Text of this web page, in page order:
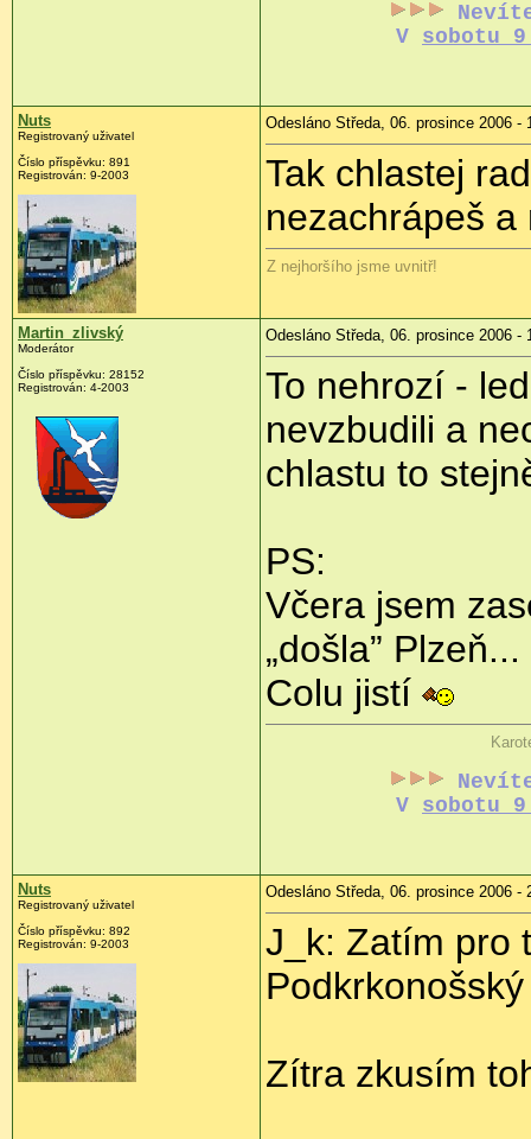
V sobotu
Nuts
Registrovaný uživatel
Číslo příspěvku: 891
Registrován: 9-2003
Odesláno Středa, 06. prosince 2006 -
Tak chlastej
nezachrápeš
Z nejhoršího jsme uvnitř!
Martin_zlivský
Moderátor
Číslo příspěvku: 28152
Registrován: 4-2003
Odesláno Středa, 06. prosince 2006 -
To nehrozí -
nevzbudili a
chlastu to
PS:
Včera jsem
„došla” Plzeň...
Colu jistí
V sobotu
Nuts
Registrovaný uživatel
Číslo příspěvku: 892
Registrován: 9-2003
Odesláno Středa, 06. prosince 2006 -
J_k: Zatím pro
Zítra zkusím